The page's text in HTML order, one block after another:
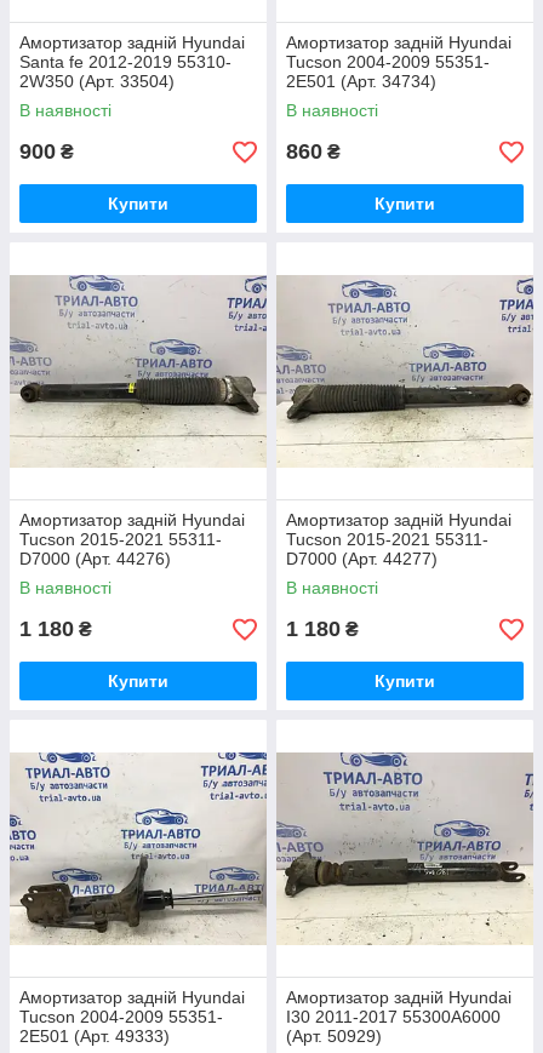
Амортизатор задній Hyundai
Santa fe 2012-2019 55310-
2W350 (Арт. 33504)
В наявності
900 ₴
Купити
Амортизатор задній Hyundai
Tucson 2004-2009 55351-
2E501 (Арт. 34734)
В наявності
860 ₴
Купити
Амортизатор задній Hyundai
Tucson 2015-2021 55311-
D7000 (Арт. 44276)
В наявності
1 180 ₴
Купити
Амортизатор задній Hyundai
Tucson 2015-2021 55311-
D7000 (Арт. 44277)
В наявності
1 180 ₴
Купити
Амортизатор задній Hyundai
Tucson 2004-2009 55351-
2E501 (Арт. 49333)
Амортизатор задній Hyundai
I30 2011-2017 55300A6000
(Арт. 50929)